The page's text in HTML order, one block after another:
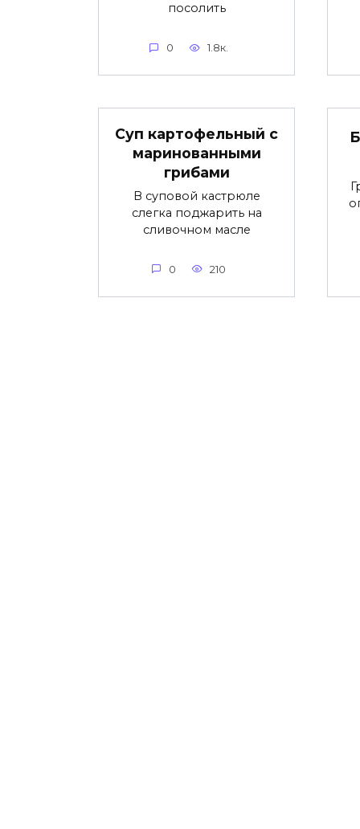
посолить
0 1.8к.
Суп картофельный с
маринованными
грибами
В суповой кастрюле
слегка поджарить на
сливочном масле
0 210